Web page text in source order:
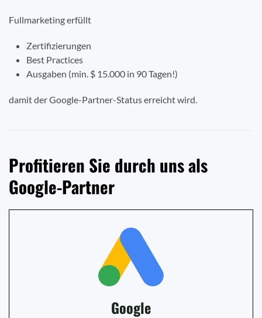
Fullmarketing erfüllt
Zertifizierungen
Best Practices
Ausgaben (min. $ 15.000 in 90 Tagen!)
damit der Google-Partner-Status erreicht wird.
Profitieren Sie durch uns als
Google-Partner
Google